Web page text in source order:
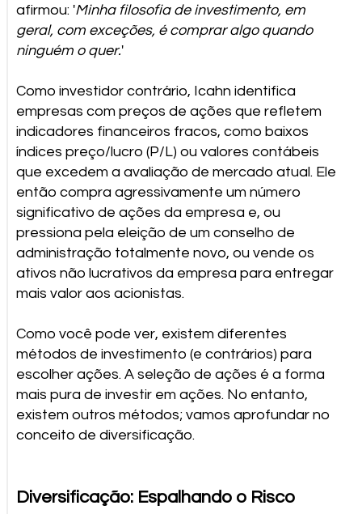
afirmou: 'Minha filosofia de investimento, em
geral, com exceções, é comprar algo quando
ninguém o quer.'
Como investidor contrário, Icahn identifica
empresas com preços de ações que refletem
indicadores financeiros fracos, como baixos
índices preço/lucro (P/L) ou valores contábeis
que excedem a avaliação de mercado atual. Ele
então compra agressivamente um número
significativo de ações da empresa e, ou
pressiona pela eleição de um conselho de
administração totalmente novo, ou vende os
ativos não lucrativos da empresa para entregar
mais valor aos acionistas.
Como você pode ver, existem diferentes
métodos de investimento (e contrários) para
escolher ações. A seleção de ações é a forma
mais pura de investir em ações. No entanto,
existem outros métodos; vamos aprofundar no
conceito de diversificação.
Diversificação: Espalhando o Risco